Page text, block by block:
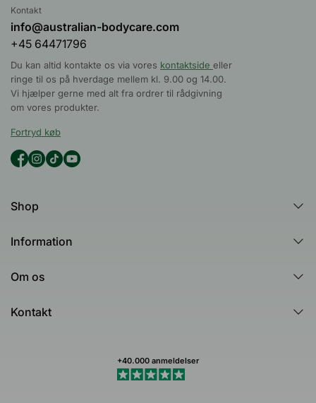
Shop
Alle kategorier
Information
Tea Tree Oil
Om os
Healing Ground
Kontakt
Kontakt
info@australian-bodycare.com
+45 64471796
Du kan altid kontakte os via vores kontaktside eller
ringe til os på hverdage mellem kl. 9.00 og 14.00.
Vi hjælper gerne med alt fra ordrer til rådgivning
om vores produkter.
Fortryd køb
+40.000 anmeldelser